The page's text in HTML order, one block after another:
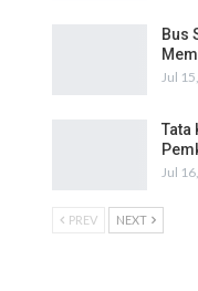
Bus
Jul
Tata
Jul
PREV NEXT